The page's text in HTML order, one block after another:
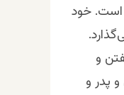
است. خود
و
پدر و